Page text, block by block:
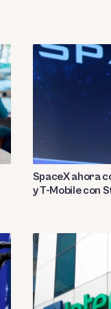
SpaceX ahora
y T-Mobile con